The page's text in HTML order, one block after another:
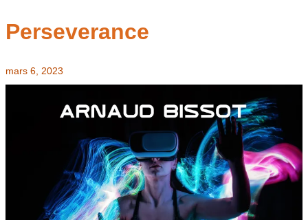
Perseverance
mars 6, 2023